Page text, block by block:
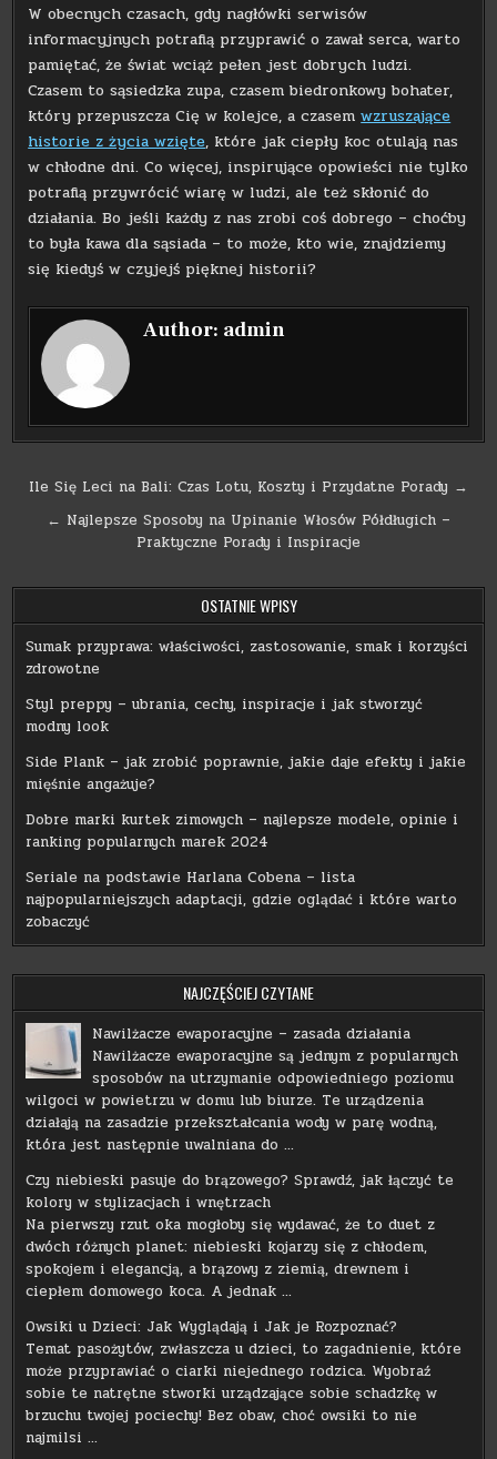
W obecnych czasach, gdy nagłówki serwisów
informacyjnych potrafią przyprawić o zawał serca, warto
pamiętać, że świat wciąż pełen jest dobrych ludzi.
Czasem to sąsiedzka zupa, czasem biedronkowy bohater,
który przepuszcza Cię w kolejce, a czasemwzruszające
historie z życia wzięte, które jak ciepły koc otulają nas
w chłodne dni. Co więcej, inspirujące opowieści nie tylko
potrafią przywrócić wiarę w ludzi, ale też skłonić do
działania. Bo jeśli każdy z nas zrobi coś dobrego – choćby
to była kawa dla sąsiada – to może, kto wie, znajdziemy
się kiedyś w czyjejś pięknej historii?
Author: admin
Nawigacja
wpisu
Ile Się Leci na Bali: Czas Lotu, Koszty i Przydatne Porady →
← Najlepsze Sposoby na Upinanie Włosów Półdługich –
Praktyczne Porady i Inspiracje
OSTATNIE WPISY
Sumak przyprawa: właściwości, zastosowanie, smak i korzyści
zdrowotne
Styl preppy – ubrania, cechy, inspiracje i jak stworzyć
modny look
Side Plank – jak zrobić poprawnie, jakie daje efekty i jakie
mięśnie angażuje?
Dobre marki kurtek zimowych – najlepsze modele, opinie i
ranking popularnych marek 2024
Seriale na podstawie Harlana Cobena – lista
najpopularniejszych adaptacji, gdzie oglądać i które warto
zobaczyć
NAJCZĘŚCIEJ CZYTANE
Nawilżacze ewaporacyjne – zasada działania
Nawilżacze ewaporacyjne są jednym z popularnych
sposobów na utrzymanie odpowiedniego poziomu
wilgoci w powietrzu w domu lub biurze. Te urządzenia
działają na zasadzie przekształcania wody w parę wodną,
która jest następnie uwalniana do …
Czy niebieski pasuje do brązowego? Sprawdź, jak łączyć te
kolory w stylizacjach i wnętrzach
Na pierwszy rzut oka mogłoby się wydawać, że to duet z
dwóch różnych planet: niebieski kojarzy się z chłodem,
spokojem i elegancją, a brązowy z ziemią, drewnem i
ciepłem domowego koca. A jednak …
Owsiki u Dzieci: Jak Wyglądają i Jak je Rozpoznać?
Temat pasożytów, zwłaszcza u dzieci, to zagadnienie, które
może przyprawiać o ciarki niejednego rodzica. Wyobraź
sobie te natrętne stworki urządzające sobie schadzkę w
brzuchu twojej pociechy! Bez obaw, choć owsiki to nie
najmilsi …